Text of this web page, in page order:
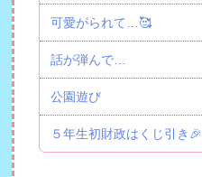
可愛がられて…🥰
話が弾んで…
公園遊び
５年生初財政はくじ引き🎉